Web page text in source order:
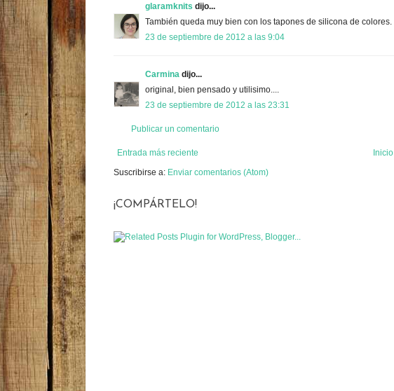
glaramknits dijo...
También queda muy bien con los tapones de silicona de colores.
23 de septiembre de 2012 a las 9:04
Carmina dijo...
original, bien pensado y utilisimo....
23 de septiembre de 2012 a las 23:31
Publicar un comentario
Entrada más reciente
Inicio
Suscribirse a: Enviar comentarios (Atom)
¡COMPÁRTELO!